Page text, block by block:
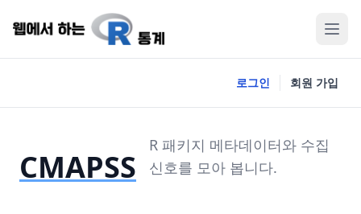
로그인 회원 가입
CMAPSS
R 패키지 메타데이터와 수집
신호를 모아 봅니다.